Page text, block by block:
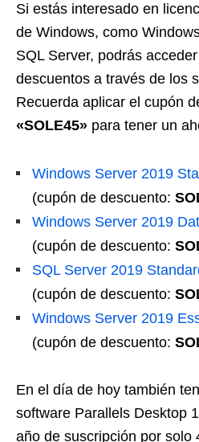
Si estás interesado en
de Windows, como
SQL Server, podrás
descuentos a través de los
Recuerda aplicar el cupón
«SOLE45» para tener un
Windows Server 2019
(cupón de descuento:
Windows Server 2019
(cupón de descuento:
SQL Server 2019
(cupón de descuento:
Windows Server 2019
(cupón de descuento:
En el día de hoy también
software Parallels Desktop
año de suscripción por solo